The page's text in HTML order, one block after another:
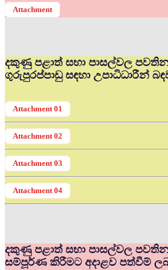
Attachment
දකුණු පළාත් සභා පාසල්වල පවතින
ගුරුපුරප්පාඩු සඳහා උපාධිධාරීන්
Attachment 01
Attachment 02
Attachment 03
Attachment 04
දකුණු පළාත් සභා පාසල්වල
සම්පූර්ණ කිරීමට අදාළව පත්වීම්